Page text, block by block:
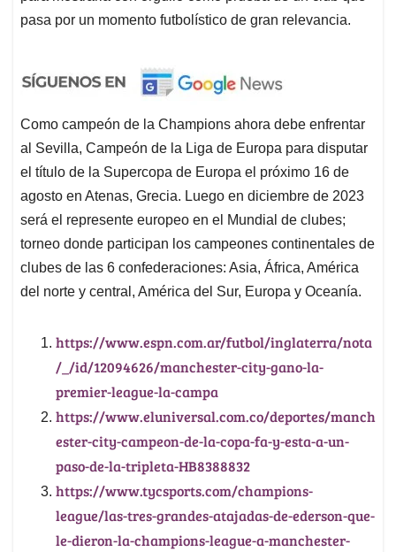
pasa por un momento futbolístico de gran relevancia.
Como campeón de la Champions ahora debe enfrentar
al Sevilla, Campeón de la Liga de Europa para disputar
el título de la Supercopa de Europa el próximo 16 de
agosto en Atenas, Grecia. Luego en diciembre de 2023
será el represente europeo en el Mundial de clubes;
torneo donde participan los campeones continentales de
clubes de las 6 confederaciones: Asia, África, América
del norte y central, América del Sur, Europa y Oceanía.
https://www.espn.com.ar/futbol/inglaterra/nota
/_/id/12094626/manchester-city-gano-la-
premier-league-la-campa
https://www.eluniversal.com.co/deportes/manch
ester-city-campeon-de-la-copa-fa-y-esta-a-un-
paso-de-la-tripleta-HB8388832
https://www.tycsports.com/champions-
league/las-tres-grandes-atajadas-de-ederson-que-
le-dieron-la-champions-league-a-manchester-